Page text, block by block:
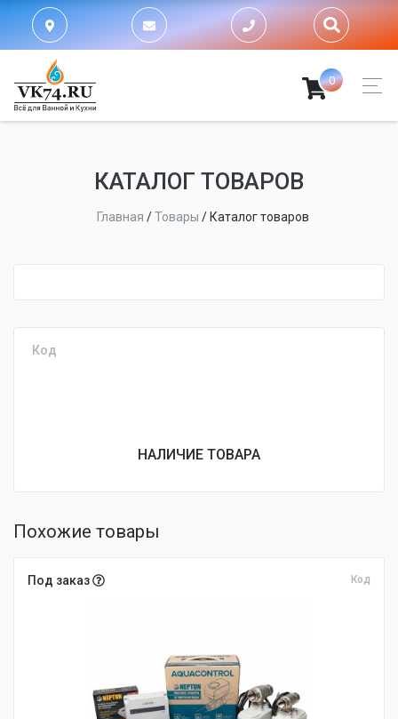
0
КАТАЛОГ ТОВАРОВ
Главная /Товары / Каталог товаров
Код
НАЛИЧИЕ ТОВАРА
Похожие товары
Под заказ Код